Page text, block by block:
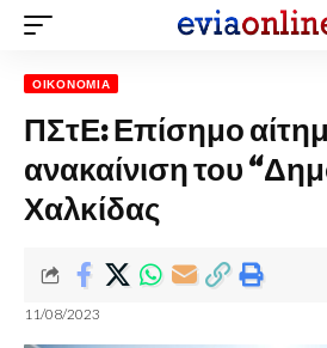
ΟΙΚΟΝΟΜΊΑ
ΠΣτΕ: Επίσημο
ανακαίνιση του
Χαλκίδας
11/08/2023